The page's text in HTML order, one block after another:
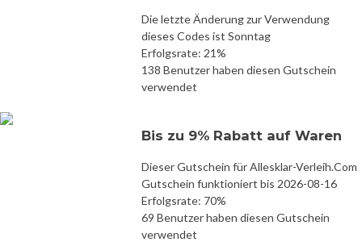
Die letzte Änderung zur Verwendung
dieses Codes ist Sonntag
Erfolgsrate: 21%
138 Benutzer haben diesen Gutschein
verwendet
Bis zu 9% Rabatt auf Waren
Dieser Gutschein für Allesklar-Verleih.Com
Gutschein funktioniert bis 2026-08-16
Erfolgsrate: 70%
69 Benutzer haben diesen Gutschein
verwendet